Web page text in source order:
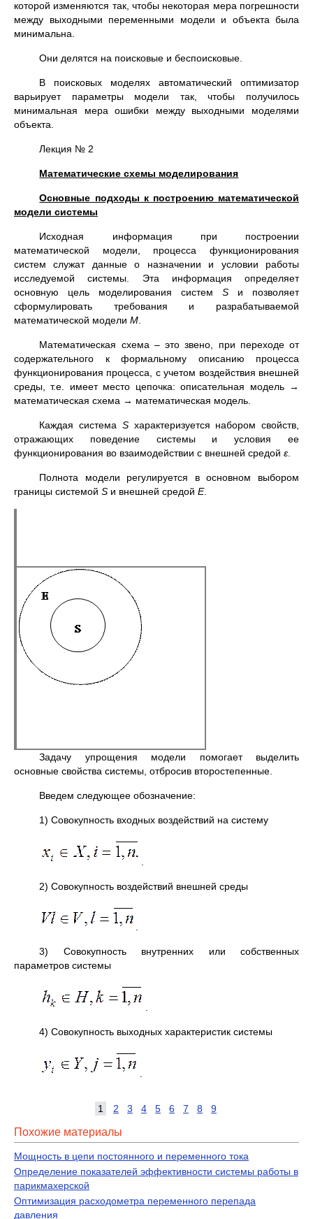
которой изменяются так, чтобы некоторая мера погрешности
между выходными переменными модели и объекта была
минимальна.
Они делятся на поисковые и беспоисковые.
В поисковых моделях автоматический оптимизатор
варьирует параметры модели так, чтобы получилось
минимальная мера ошибки между выходными моделями
объекта.
Лекция № 2
Математические схемы моделирования
Основные подходы к построению математической
модели системы
Исходная информация при построении
математической модели, процесса функционирования
систем служат данные о назначении и условии работы
исследуемой системы. Эта информация определяет
основную цель моделирования систем S и позволяет
сформулировать требования и разрабатываемой
математической модели М
Математическая схема – это звено, при переходе от
содержательного к формальному описанию процесса
функционирования процесса, с учетом воздействия внешней
среды, т.е. имеет место цепочка: описательная модель →
математическая схема → математическая модель.
Каждая система Sхарактеризуется набором свойств,
отражающих поведение системы и условия ее
функционирования во взаимодействии с внешней средой ε.
Полнота модели регулируется в основном выбором
границы системой S и внешней средой Е.
Задачу упрощения модели помогает выделить
основные свойства системы, отбросив второстепенные.
Введем следующее обозначение:
1) Совокупность входных воздействий на систему
2) Совокупность воздействий внешней среды
3) Совокупность внутренних или собственных
параметров системы
4) Совокупность выходных характеристик системы
1 2 3 4 5 6 7 8 9
Похожие материалы
Мощность в цепи постоянного и переменного тока
Определение показателей эффективности системы работы в
парикмахерской
Оптимизация расходометра переменного перепада
давления